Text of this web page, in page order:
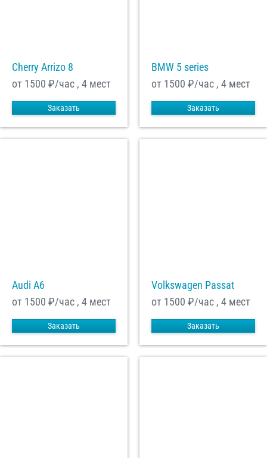
Cherry Arrizo 8
от 1500 ₽/час , 4 мест
Заказать
BMW 5 series
от 1500 ₽/час , 4 мест
Заказать
Audi A6
от 1500 ₽/час , 4 мест
Заказать
Volkswagen Passat
от 1500 ₽/час , 4 мест
Заказать